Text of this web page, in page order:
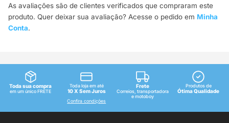
As avaliações são de clientes verificados que compraram este
produto. Quer deixar sua avaliação? Acesse o pedido em Minha
Conta.
Toda sua compra
em um único FRETE
Toda loja em até
10 X Sem Juros
Confira condições
Frete
Correios, transportadora
e motoboy
Produtos de
Ótima Qualidade